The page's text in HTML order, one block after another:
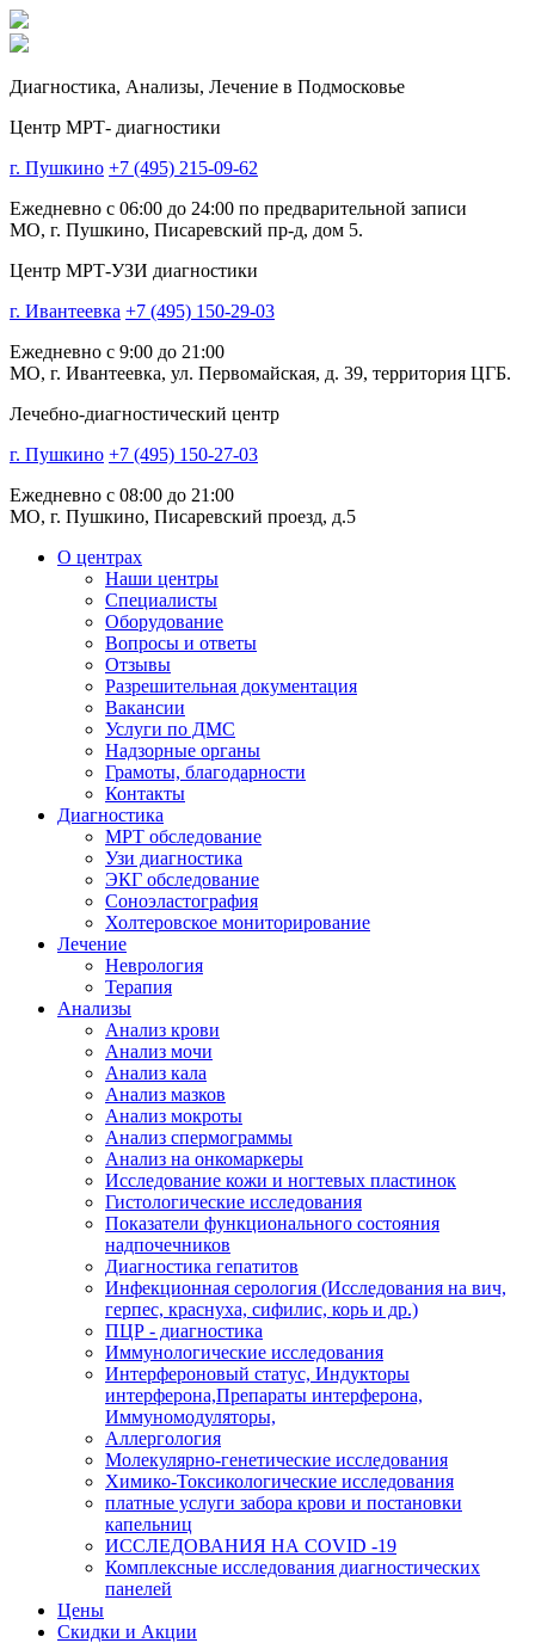
Диагностика, Анализы, Лечение в Подмосковье
Центр МРТ- диагностики
г. Пушкино +7 (495) 215-09-62
Ежедневно с 06:00 до 24:00 по предварительной записи
МО, г. Пушкино, Писаревский пр-д, дом 5.
Центр МРТ-УЗИ диагностики
г. Ивантеевка +7 (495) 150-29-03
Ежедневно с 9:00 до 21:00
МО, г. Ивантеевка, ул. Первомайская, д. 39, территория ЦГБ.
Лечебно-диагностический центр
г. Пушкино +7 (495) 150-27-03
Ежедневно с 08:00 до 21:00
МО, г. Пушкино, Писаревский проезд, д.5
О центрах
Наши центры
Специалисты
Оборудование
Вопросы и ответы
Отзывы
Разрешительная документация
Вакансии
Услуги по ДМС
Надзорные органы
Грамоты, благодарности
Контакты
Диагностика
МРТ обследование
Узи диагностика
ЭКГ обследование
Соноэластография
Холтеровское мониторирование
Лечение
Неврология
Терапия
Анализы
Анализ крови
Анализ мочи
Анализ кала
Анализ мазков
Анализ мокроты
Анализ спермограммы
Анализ на онкомаркеры
Исследование кожи и ногтевых пластинок
Гистологические исследования
Показатели функционального состояния
надпочечников
Диагностика гепатитов
Инфекционная серология (Исследования на вич,
герпес, краснуха, сифилис, корь и др.)
ПЦР - диагностика
Иммунологические исследования
Интерфероновый статус, Индукторы
интерферона,Препараты интерферона,
Иммуномодуляторы,
Аллергология
Молекулярно-генетические исследования
Химико-Токсикологические исследования
платные услуги забора крови и постановки
капельниц
ИССЛЕДОВАНИЯ НА COVID -19
Комплексные исследования диагностических
панелей
Цены
Скидки и Акции